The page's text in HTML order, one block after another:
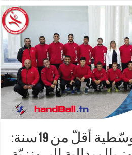
الألعاب المتوسّطية أقلّ من 19سنة: